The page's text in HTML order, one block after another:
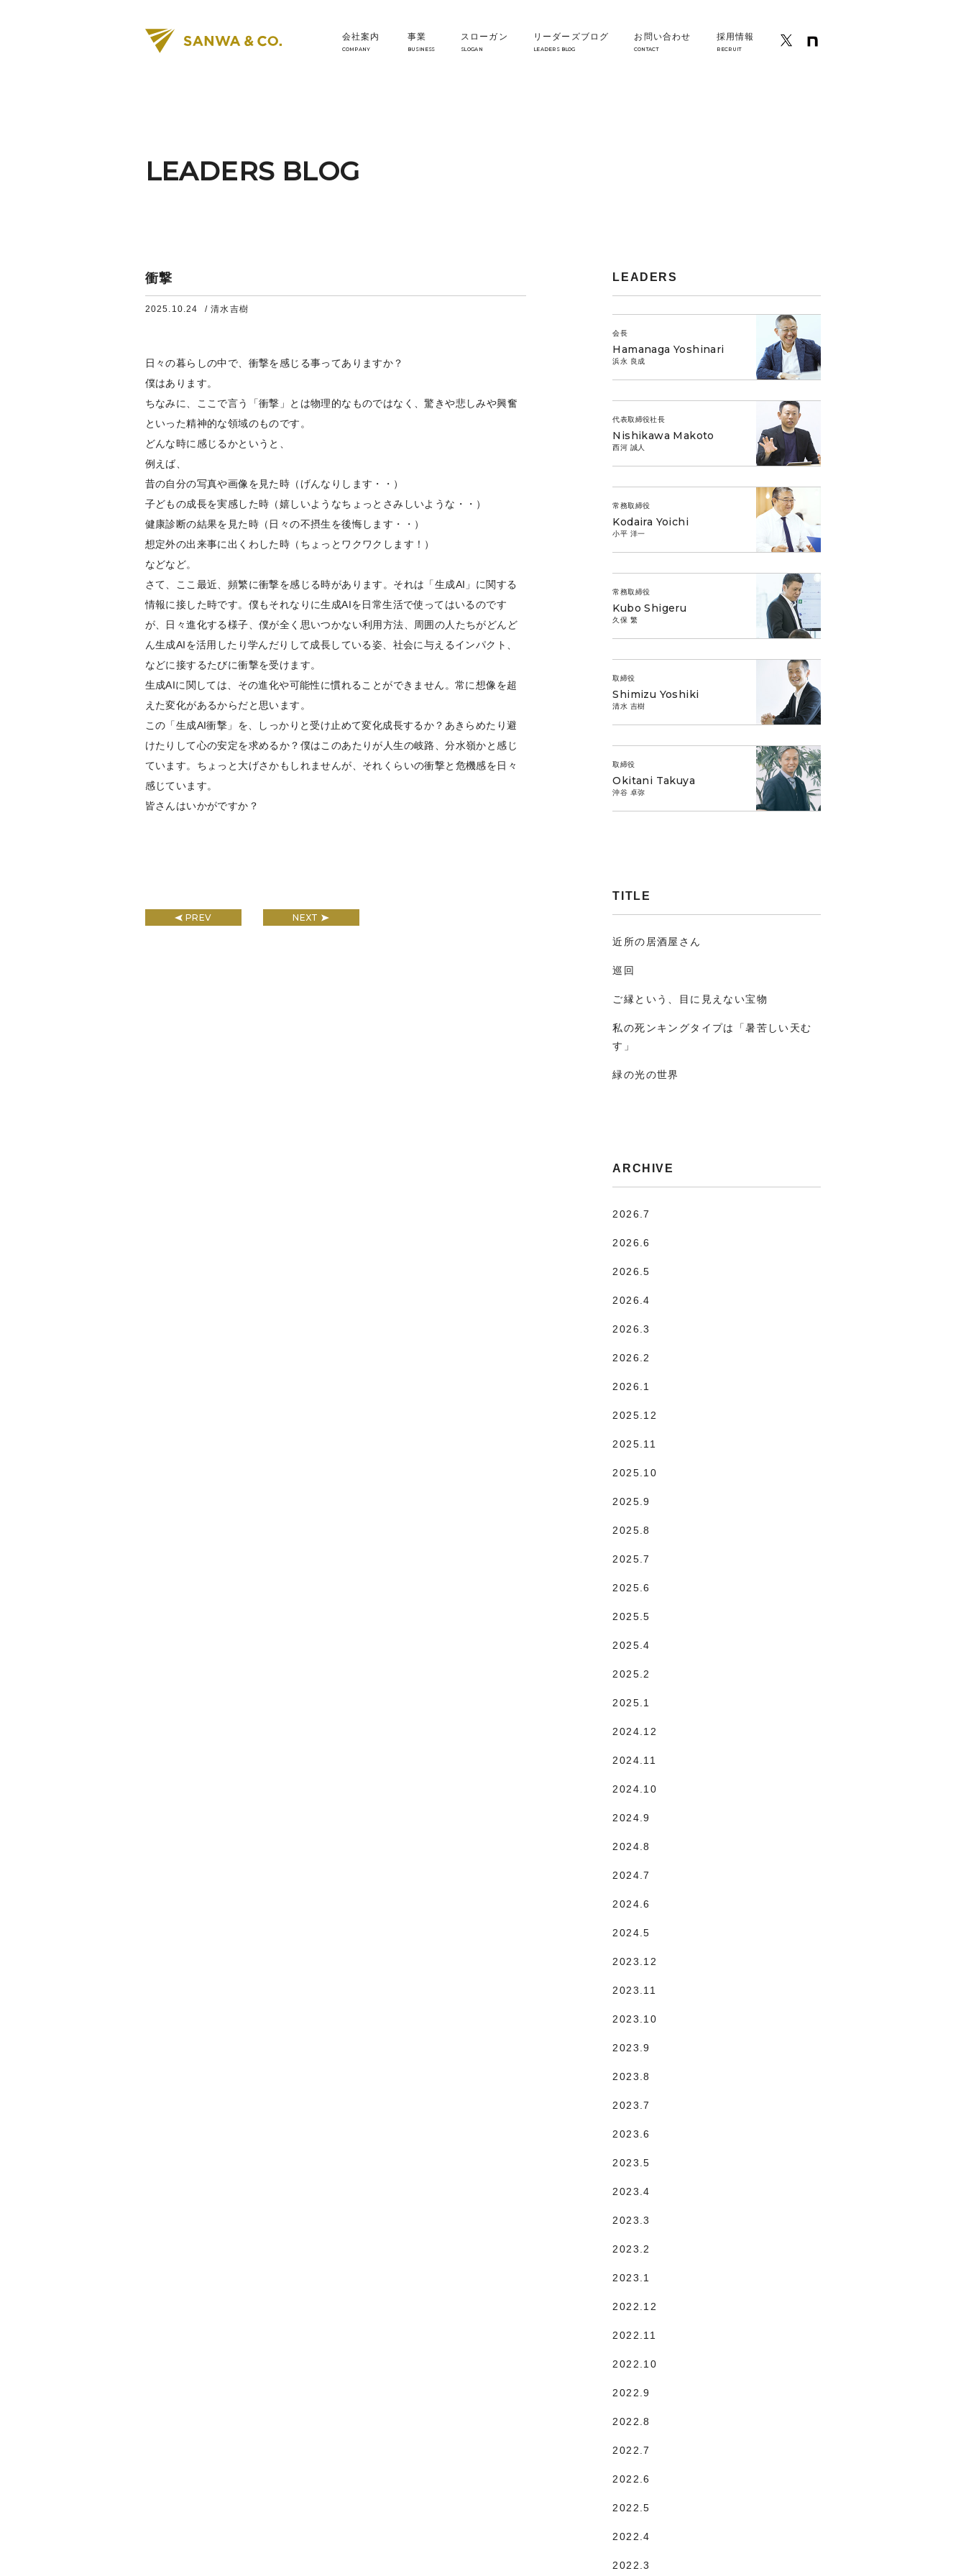
会社案内
COMPANY
事業
BUSINESS
スローガン
SLOGAN
リーダーズブログ
LEADERS BLOG
お問い合わせ
CONTACT
採用情報
RECRUIT
LEADERS BLOG
衝撃
2025.10.24 / 清水吉樹
日々の暮らしの中で、衝撃を感じる事ってありますか？
僕はあります。
ちなみに、ここで言う「衝撃」とは物理的なものではなく、驚きや悲しみや興奮
といった精神的な領域のものです。
どんな時に感じるかというと、
例えば、
昔の自分の写真や画像を見た時（げんなりします・・）
子どもの成長を実感した時（嬉しいようなちょっとさみしいような・・）
健康診断の結果を見た時（日々の不摂生を後悔します・・）
想定外の出来事に出くわした時（ちょっとワクワクします！）
などなど。
さて、ここ最近、頻繁に衝撃を感じる時があります。それは「生成AI」に関する
情報に接した時です。僕もそれなりに生成AIを日常生活で使ってはいるのです
が、日々進化する様子、僕が全く思いつかない利用方法、周囲の人たちがどんど
ん生成AIを活用したり学んだりして成長している姿、社会に与えるインパクト、
などに接するたびに衝撃を受けます。
生成AIに関しては、その進化や可能性に慣れることができません。常に想像を超
えた変化があるからだと思います。
この「生成AI衝撃」を、しっかりと受け止めて変化成長するか？あきらめたり避
けたりして心の安定を求めるか？僕はこのあたりが人生の岐路、分水嶺かと感じ
ています。ちょっと大げさかもしれませんが、それくらいの衝撃と危機感を日々
感じています。
皆さんはいかがですか？
PREV NEXT
LEADERS
会長
Hamanaga Yoshinari
浜永 良成
代表取締役社長
Nishikawa Makoto
西河 誠人
常務取締役
Kodaira Yoichi
小平 洋一
常務取締役
Kubo Shigeru
久保 繁
取締役
Shimizu Yoshiki
清水 吉樹
取締役
Okitani Takuya
沖谷 卓弥
TITLE
近所の居酒屋さん
巡回
ご縁という、目に見えない宝物
私の死ンキングタイプは「暑苦しい天む
す」
緑の光の世界
ARCHIVE
2026.7
2026.6
2026.5
2026.4
2026.3
2026.2
2026.1
2025.12
2025.11
2025.10
2025.9
2025.8
2025.7
2025.6
2025.5
2025.4
2025.2
2025.1
2024.12
2024.11
2024.10
2024.9
2024.8
2024.7
2024.6
2024.5
2023.12
2023.11
2023.10
2023.9
2023.8
2023.7
2023.6
2023.5
2023.4
2023.3
2023.2
2023.1
2022.12
2022.11
2022.10
2022.9
2022.8
2022.7
2022.6
2022.5
2022.4
2022.3